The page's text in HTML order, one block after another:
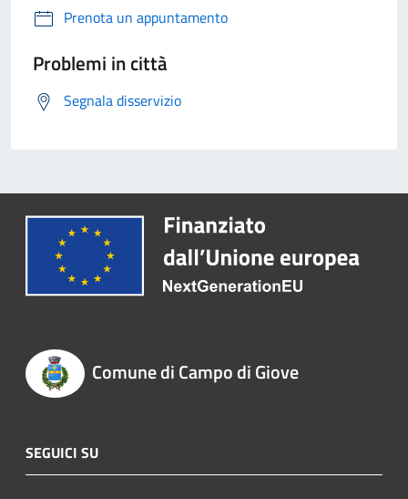
Prenota un appuntamento
Problemi in città
Segnala disservizio
Comune di Campo di Giove
SEGUICI SU